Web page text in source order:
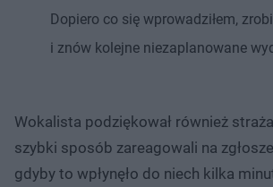
Dopiero co się wprowadziłem,
i znów kolejne niezaplanowane
Wokalista podziękował również
szybki sposób zareagowali na
gdyby to wpłynęło do niech kilka